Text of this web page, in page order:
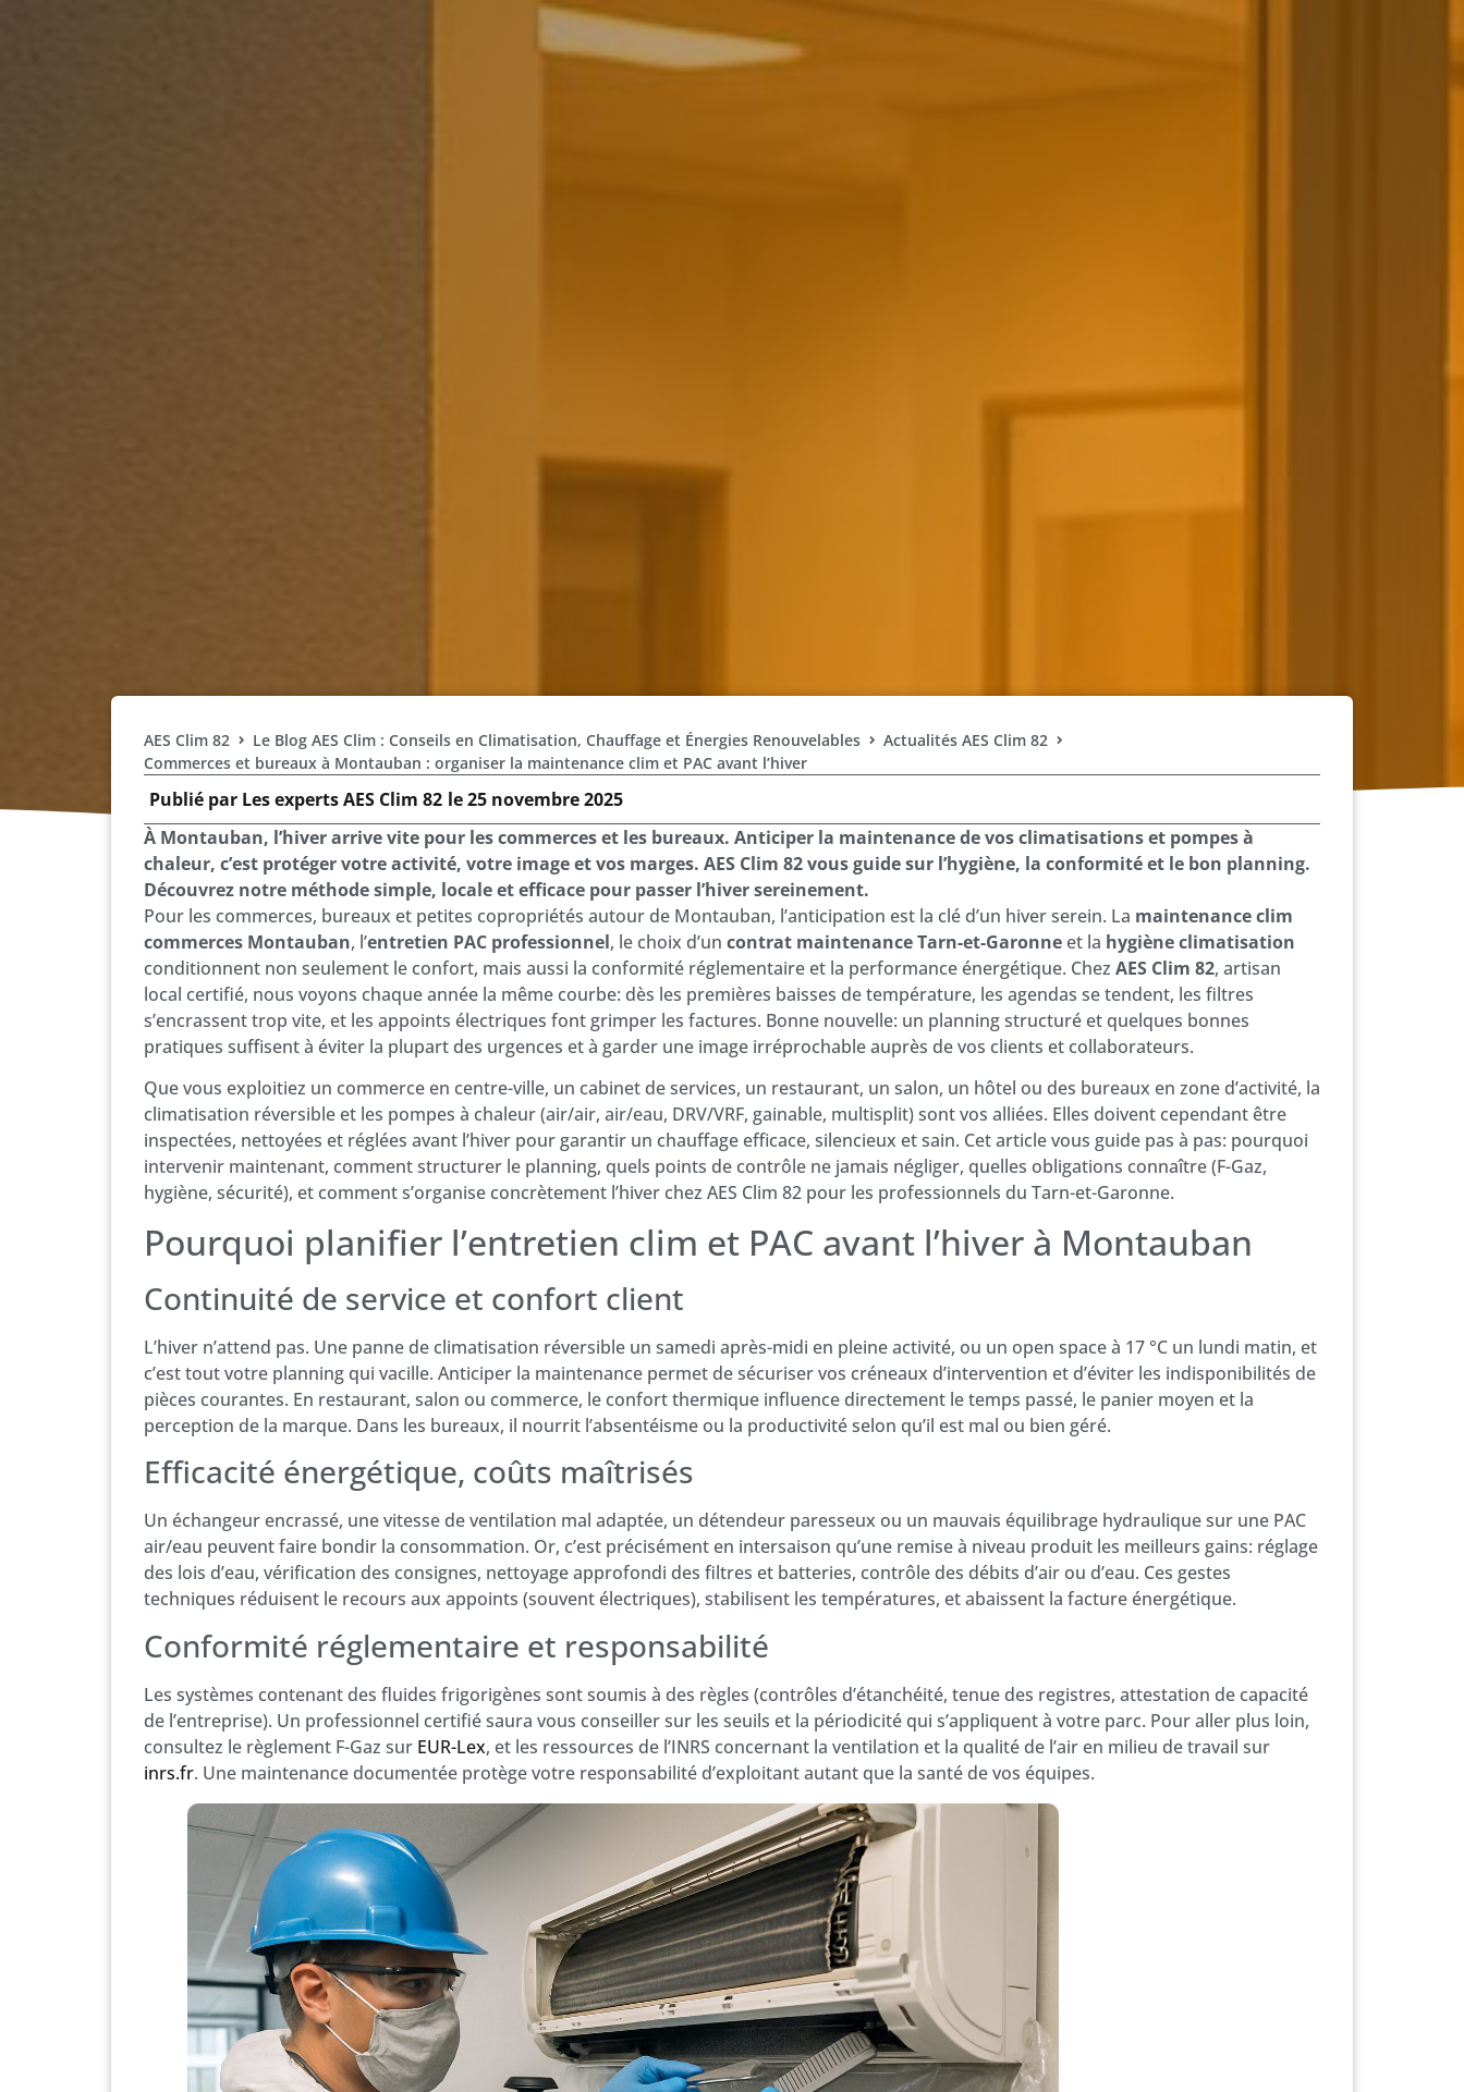
AES Clim 82 Le Blog AES Clim : Conseils en Climatisation, Chauffage et Énergies Renouvelables
Actualités AES Clim 82
Commerces et bureaux à Montauban : organiser la maintenance clim et PAC avant l’hiver
Publié par Les experts AES Clim 82 le25 novembre 2025
À Montauban, l’hiver arrive vite pour les commerces et les bureaux. Anticiper la maintenance de vos climatisations et pompes à
chaleur, c’est protéger votre activité, votre image et vos marges. AES Clim 82 vous guide sur l’hygiène, la conformité et le bon planning.
Découvrez notre méthode simple, locale et efficace pour passer l’hiver sereinement.
Pour les commerces, bureaux et petites copropriétés autour de Montauban, l’anticipation est la clé d’un hiver serein. La maintenance clim
commerces Montauban, l’entretien PAC professionnel, le choix d’un contrat maintenance Tarn-et-Garonne et la hygiène climatisation
conditionnent non seulement le confort, mais aussi la conformité réglementaire et la performance énergétique. Chez AES Clim 82, artisan
local certifié, nous voyons chaque année la même courbe: dès les premières baisses de température, les agendas se tendent, les filtres
s’encrassent trop vite, et les appoints électriques font grimper les factures. Bonne nouvelle: un planning structuré et quelques bonnes
pratiques suffisent à éviter la plupart des urgences et à garder une image irréprochable auprès de vos clients et collaborateurs.
Que vous exploitiez un commerce en centre-ville, un cabinet de services, un restaurant, un salon, un hôtel ou des bureaux en zone d’activité, la
climatisation réversible et les pompes à chaleur (air/air, air/eau, DRV/VRF, gainable, multisplit) sont vos alliées. Elles doivent cependant être
inspectées, nettoyées et réglées avant l’hiver pour garantir un chauffage efficace, silencieux et sain. Cet article vous guide pas à pas: pourquoi
intervenir maintenant, comment structurer le planning, quels points de contrôle ne jamais négliger, quelles obligations connaître (F-Gaz,
hygiène, sécurité), et comment s’organise concrètement l’hiver chez AES Clim 82 pour les professionnels du Tarn-et-Garonne.
Pourquoi planifier l’entretien clim et PAC avant l’hiver à Montauban
Continuité de service et confort client
L’hiver n’attend pas. Une panne de climatisation réversible un samedi après-midi en pleine activité, ou un open space à 17 °C un lundi matin, et
c’est tout votre planning qui vacille. Anticiper la maintenance permet de sécuriser vos créneaux d’intervention et d’éviter les indisponibilités de
pièces courantes. En restaurant, salon ou commerce, le confort thermique influence directement le temps passé, le panier moyen et la
perception de la marque. Dans les bureaux, il nourrit l’absentéisme ou la productivité selon qu’il est mal ou bien géré.
Efficacité énergétique, coûts maîtrisés
Un échangeur encrassé, une vitesse de ventilation mal adaptée, un détendeur paresseux ou un mauvais équilibrage hydraulique sur une PAC
air/eau peuvent faire bondir la consommation. Or, c’est précisément en intersaison qu’une remise à niveau produit les meilleurs gains: réglage
des lois d’eau, vérification des consignes, nettoyage approfondi des filtres et batteries, contrôle des débits d’air ou d’eau. Ces gestes
techniques réduisent le recours aux appoints (souvent électriques), stabilisent les températures, et abaissent la facture énergétique.
Conformité réglementaire et responsabilité
Les systèmes contenant des fluides frigorigènes sont soumis à des règles (contrôles d’étanchéité, tenue des registres, attestation de capacité
de l’entreprise). Un professionnel certifié saura vous conseiller sur les seuils et la périodicité qui s’appliquent à votre parc. Pour aller plus loin,
consultez le règlement F-Gaz sur EUR-Lex, et les ressources de l’INRS concernant la ventilation et la qualité de l’air en milieu de travail sur
inrs.fr. Une maintenance documentée protège votre responsabilité d’exploitant autant que la santé de vos équipes.